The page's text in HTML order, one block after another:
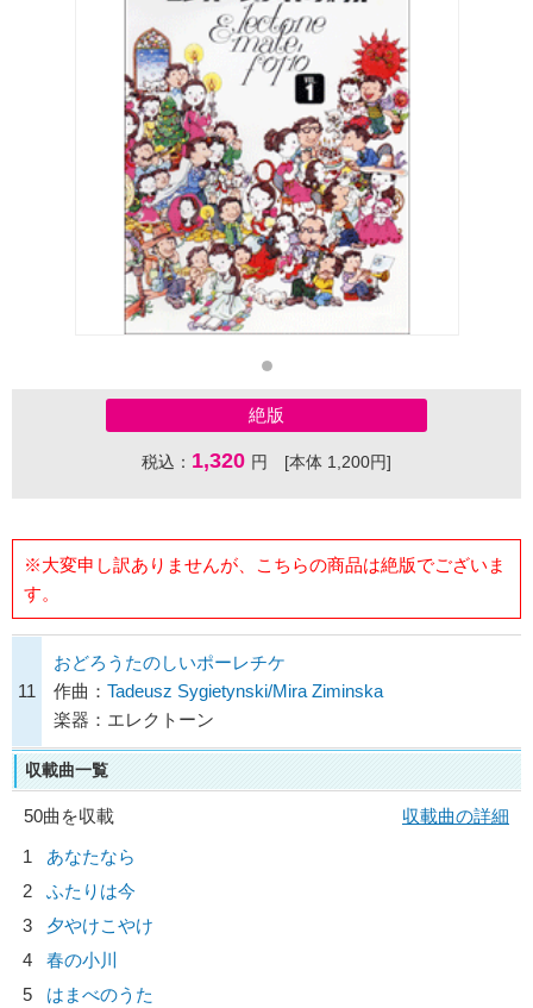
絶版
税込： 1,320 円 [本体 1,200円]
※大変申し訳ありませんが、こちらの商品は絶版でございま
す。
11
おどろうたのしいポーレチケ
作曲： Tadeusz Sygietynski/Mira Ziminska
楽器：エレクトーン
収載曲一覧
50曲を収載
収載曲の詳細
1
あなたなら
2
ふたりは今
3
夕やけこやけ
4
春の小川
5
はまべのうた